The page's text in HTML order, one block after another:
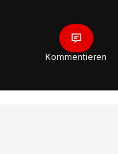
Kommentieren